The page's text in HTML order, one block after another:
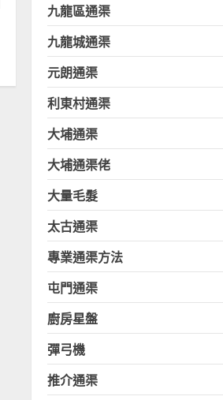
九龍區通渠
九龍城通渠
元朗通渠
利東村通渠
大埔通渠
大埔通渠佬
大量毛髮
太古通渠
專業通渠方法
屯門通渠
廚房星盤
彈弓機
推介通渠